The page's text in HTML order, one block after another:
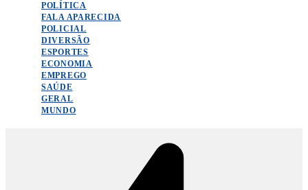
POLÍTICA
FALA APARECIDA
POLICIAL
DIVERSÃO
ESPORTES
ECONOMIA
EMPREGO
SAÚDE
GERAL
MUNDO